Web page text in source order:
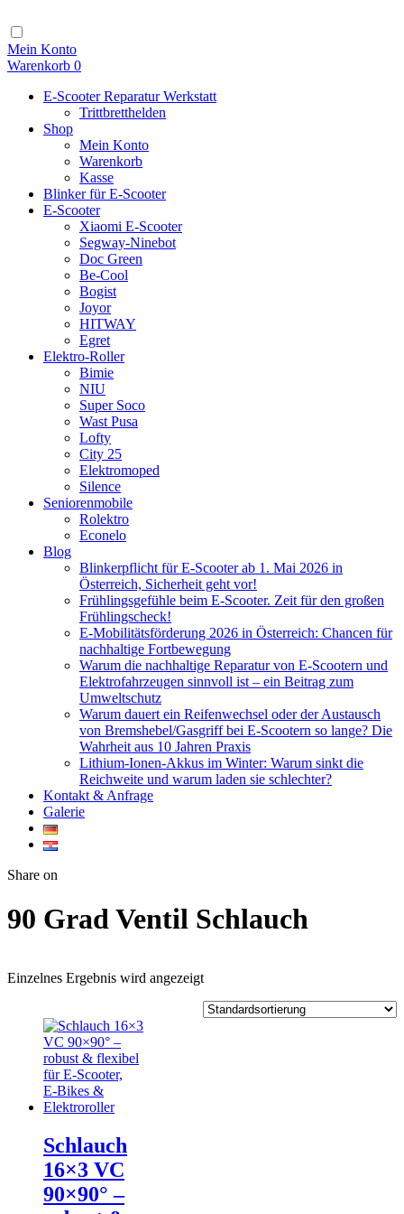
Inhalt
Mein Konto
Warenkorb 0
E-Scooter Reparatur Werkstatt
Trittbretthelden
Shop
Mein Konto
Warenkorb
Kasse
Blinker für E-Scooter
E-Scooter
Xiaomi E-Scooter
Segway-Ninebot
Doc Green
Be-Cool
Bogist
Joyor
HITWAY
Egret
Elektro-Roller
Bimie
NIU
Super Soco
Wast Pusa
Lofty
City 25
Elektromoped
Silence
Seniorenmobile
Rolektro
Econelo
Blog
Blinkerpflicht für E-Scooter ab 1. Mai 2026 in
Österreich, Sicherheit geht vor!
Frühlingsgefühle beim E-Scooter. Zeit für den großen
Frühlingscheck!
E-Mobilitätsförderung 2026 in Österreich: Chancen für
nachhaltige Fortbewegung
Warum die nachhaltige Reparatur von E-Scootern und
Elektrofahrzeugen sinnvoll ist – ein Beitrag zum
Umweltschutz
Warum dauert ein Reifenwechsel oder der Austausch
von Bremshebel/Gasgriff bei E-Scootern so lange? Die
Wahrheit aus 10 Jahren Praxis
Lithium-Ionen-Akkus im Winter: Warum sinkt die
Reichweite und warum laden sie schlechter?
Kontakt & Anfrage
Galerie
Share on
90 Grad Ventil Schlauch
Einzelnes Ergebnis wird angezeigt
Schlauch
16×3 VC
90×90° –